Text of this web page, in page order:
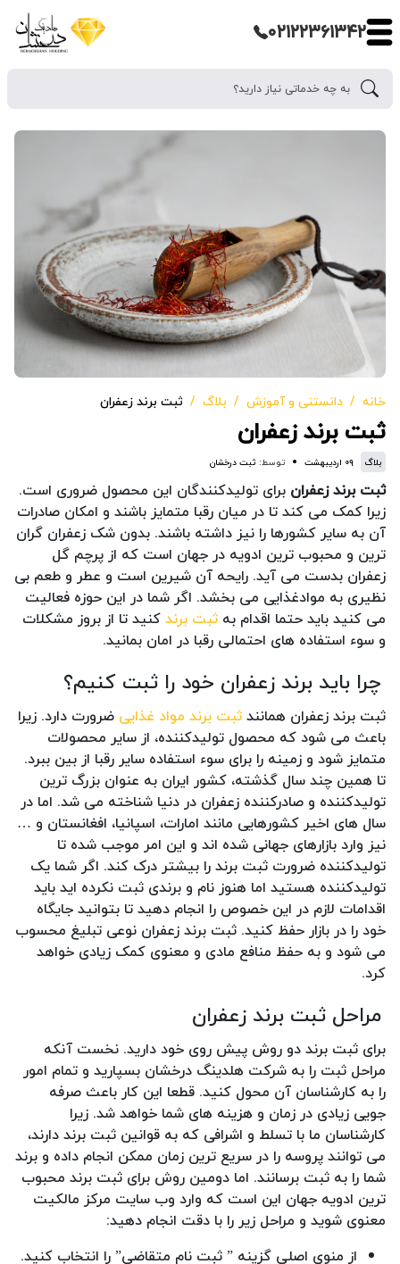
۰۲۱۲۲۳۶۱۳۴۲
خانه دانستنی و آموزش بلاگ ثبت برند زعفران
ثبت برند زعفران
بلاگ ۰۹ اردیبهشت توسط: ثبت درخشان
ثبت برند زعفران برای تولیدکنندگان این محصول ضروری است.
زیرا کمک می کند تا در میان رقبا متمایز باشند و امکان صادرات
آن به سایر کشورها را نیز داشته باشند. بدون شک زعفران گران
ترین و محبوب ترین ادویه در جهان است که از پرچم گل
زعفران بدست می آید. رایحه آن شیرین است و عطر و طعم بی
نظیری به موادغذایی می بخشد. اگر شما در این حوزه فعالیت
می کنید باید حتما اقدام به ثبت برندکنید تا از بروز مشکلات
و سوء استفاده های احتمالی رقبا در امان بمانید.
چرا باید برند زعفران خود را ثبت کنیم؟
ثبت برند زعفران همانندثبت برند مواد غذایی ضرورت دارد. زیرا
باعث می شود که محصول تولیدکننده، از سایر محصولات
متمایز شود و زمینه را برای سوء استفاده سایر رقبا از بین ببرد.
تا همین چند سال گذشته، کشور ایران به عنوان بزرگ ترین
تولیدکننده و صادرکننده زعفران در دنیا شناخته می شد. اما در
سال های اخیر کشورهایی مانند امارات، اسپانیا، افغانستان و …
نیز وارد بازارهای جهانی شده اند و این امر موجب شده تا
تولیدکننده ضرورت ثبت برند را بیشتر درک کند. اگر شما یک
تولیدکننده هستید اما هنوز نام و برندی ثبت نکرده اید باید
اقدامات لازم در این خصوص را انجام دهید تا بتوانید جایگاه
خود را در بازار حفظ کنید. ثبت برند زعفران نوعی تبلیغ محسوب
می شود و به حفظ منافع مادی و معنوی کمک زیادی خواهد
کرد.
مراحل ثبت برند زعفران
برای ثبت برند دو روش پیش روی خود دارید. نخست آنکه
مراحل ثبت را به شرکت هلدینگ درخشان بسپارید و تمام امور
را به کارشناسان آن محول کنید. قطعا این کار باعث صرفه
جویی زیادی در زمان و هزینه های شما خواهد شد. زیرا
کارشناسان ما با تسلط و اشرافی که به قوانین ثبت برند دارند،
می توانند پروسه را در سریع ترین زمان ممکن انجام داده و برند
شما را به ثبت برسانند. اما دومین روش برای ثبت برند محبوب
ترین ادویه جهان این است که وارد وب سایت مرکز مالکیت
معنوی شوید و مراحل زیر را با دقت انجام دهید:
از منوی اصلی گزینه ” ثبت نام متقاضی” را انتخاب کنید.